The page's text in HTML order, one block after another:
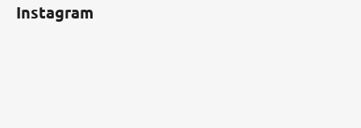
Instagram